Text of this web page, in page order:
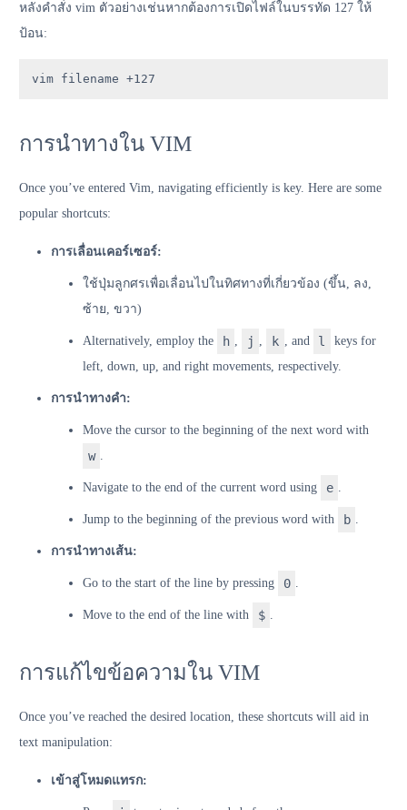
หลังคำสั่ง vim ตัวอย่างเช่นหากต้องการเปิดไฟล์ในบรรทัด 127 ให้
ป้อน:
vim filename +127
การนำทางใน VIM
Once you’ve entered Vim, navigating efficiently is key. Here are some
popular shortcuts:
การเลื่อนเคอร์เซอร์:
ใช้ปุ่มลูกศรเพื่อเลื่อนไปในทิศทางที่เกี่ยวข้อง (ขึ้น, ลง,
ซ้าย, ขวา)
Alternatively, employ the h j k , and l
keys for
left, down, up, and right movements, respectively.
การนำทางคำ:
Move the cursor to the beginning of the next word with
w
Navigate to the end of the current word using e
Jump to the beginning of the previous word with b
การนำทางเส้น:
Go to the start of the line by pressing 0
Move to the end of the line with $
การแก้ไขข้อความใน VIM
Once you’ve reached the desired location, these shortcuts will aid in
text manipulation:
เข้าสู่โหมดแทรก: